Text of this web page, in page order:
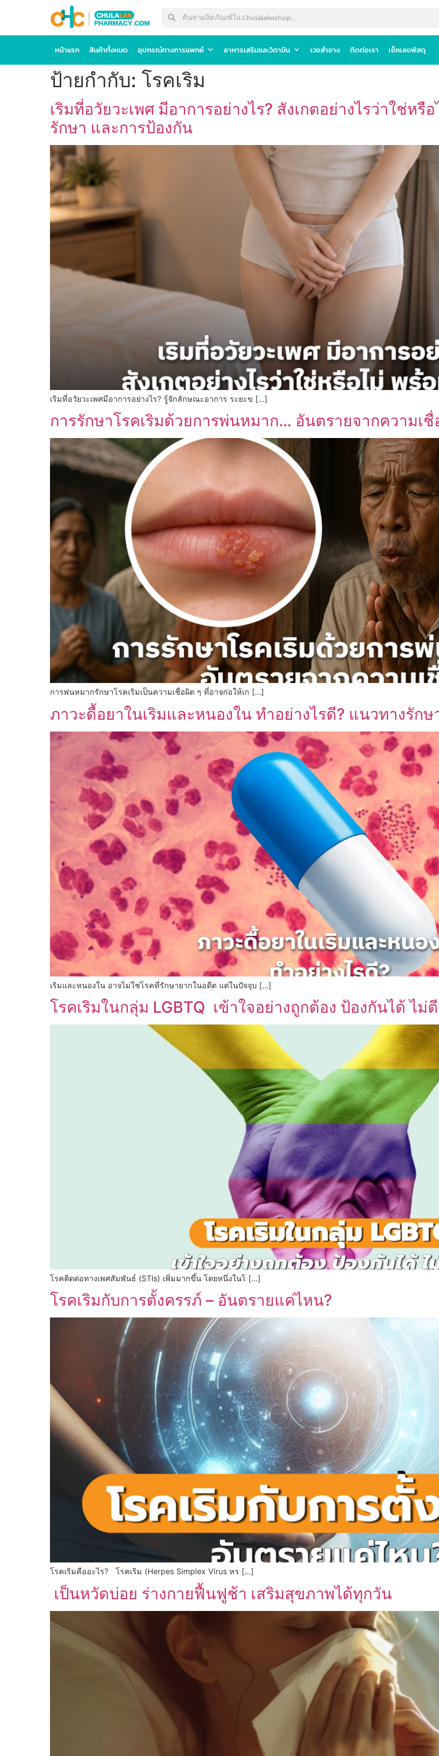
หน้าแรก สินค้าทั้งหมด อุปกรณ์ทางการแพทย์ อาหารเสริมและวิตามิน เวชสำอาง ติดต่อเรา เช็คเลขพัสดุ
ป้ายกำกับ: โรคเริม
เริมที่อวัยวะเพศ มีอาการอย่างไร? สังเกตอย่างไรว่าใช่หรื
รักษา และการป้องกัน
เริมที่อวัยวะเพศมีอาการอย่างไร? รู้จักลักษณะอาการ ระยะข […]
การรักษาโรคเริมด้วยการพ่นหมาก… อันตรายจากความเชื่
การพ่นหมากรักษาโรคเริมเป็นความเชื่อผิด ๆ ที่อาจก่อให้เก […]
ภาวะดื้อยาในเริมและหนองใน ทำอย่างไรดี? แนวทางรัก
เริมและหนองใน อาจไม่ใช่โรคที่รักษายากในอดีต แต่ในปัจจุบ […]
โรคเริมในกลุ่ม LGBTQ เข้าใจอย่างถูกต้อง ป้องกันได้ ไม่
โรคติดต่อทางเพศสัมพันธ์ (STIs) เพิ่มมากขึ้น โดยหนึ่งในโ […]
โรคเริมกับการตั้งครรภ์ – อันตรายแค่ไหน?
โรคเริมคืออะไร? โรคเริม (Herpes Simplex Virus หร […]
เป็นหวัดบ่อย ร่างกายฟื้นฟูช้า เสริมสุขภาพได้ทุกวัน